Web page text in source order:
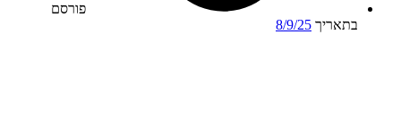
פורסם
בתאריך 8/9/25